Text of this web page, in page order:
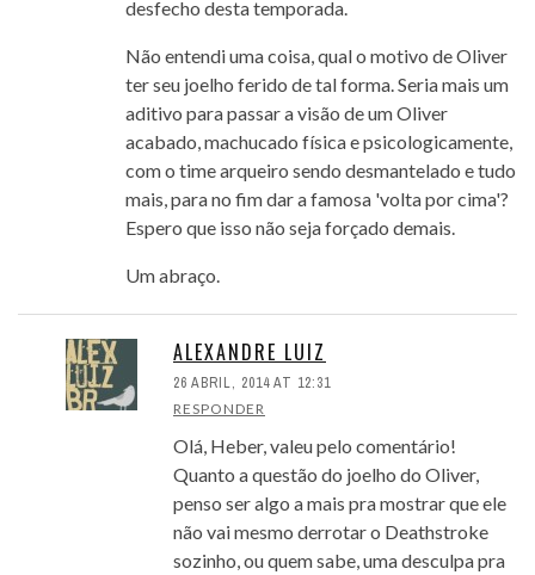
desfecho desta temporada.
Não entendi uma coisa, qual o motivo de Oliver
ter seu joelho ferido de tal forma. Seria mais um
aditivo para passar a visão de um Oliver
acabado, machucado física e psicologicamente,
com o time arqueiro sendo desmantelado e tudo
mais, para no fim dar a famosa 'volta por cima'?
Espero que isso não seja forçado demais.
Um abraço.
ALEXANDRE LUIZ
26 ABRIL, 2014 AT 12:31
RESPONDER
Olá, Heber, valeu pelo comentário!
Quanto a questão do joelho do Oliver,
penso ser algo a mais pra mostrar que ele
não vai mesmo derrotar o Deathstroke
sozinho, ou quem sabe, uma desculpa pra